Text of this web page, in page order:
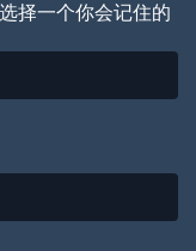
择一个你会记住的